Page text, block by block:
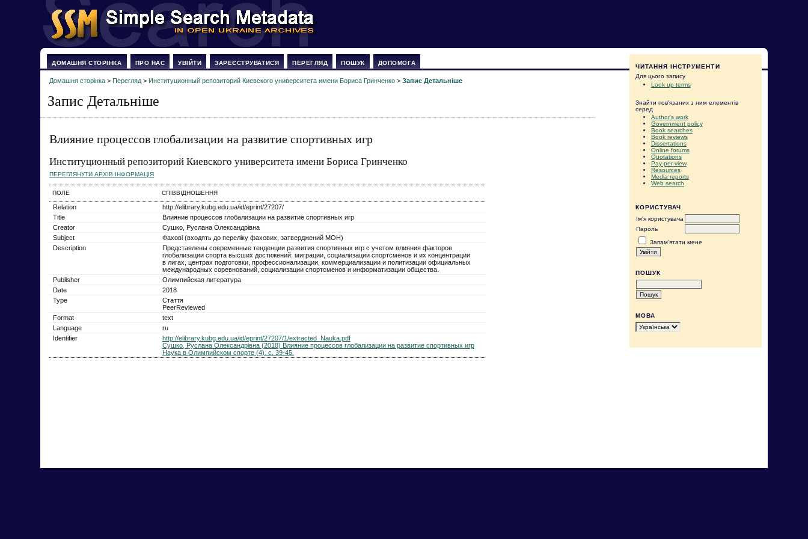
ЧИТАННЯ ІНСТРУМЕНТИ
Для цього запису
Look up terms
Знайти пов'язаних з ним елементів
серед
Author's work
Government policy
Book searches
Book reviews
Dissertations
Online forums
Quotations
Pay-per-view
Resources
Media reports
Web search
КОРИСТУВАЧ
Ім'я користувача
Пароль
Запам'ятати мене
ПОШУК
МОВА
ДОМАШНЯ СТОРІНКА ПРО НАС УВІЙТИ ЗАРЕЄСТРУВАТИСЯ ПЕРЕГЛЯД ПОШУК ДОПОМОГА
Домашня сторінка >Перегляд > Институционный репозиторий Киевского университета имени Бориса Гринченко >Запис Детальніше
Запис Детальніше
Влияние процессов глобализации на развитие спортивных игр
Институционный репозиторий Киевского университета имени Бориса Гринченко
ПЕРЕГЛЯНУТИ АРХІВ ІНФОРМАЦІЯ
ПОЛЕ СПІВВІДНОШЕННЯ
Relation
http://elibrary.kubg.edu.ua/id/eprint/27207/
Title
Влияние процессов глобализации на развитие спортивных игр
Creator
Сушко, Руслана Олександрівна
Subject
Фахові (входять до переліку фахових, затверджений МОН)
Description
Представлены современные тенденции развития спортивных игр с учетом влияния факторов
глобализации спорта высших достижений: миграции, социализации спортсменов и их концентрации
в лигах, центрах подготовки, профессионализации, коммерциализации и политизации официальных
международных соревнований, социализации спортсменов и информатизации общества.
Publisher
Олимпийская литература
Date
2018
Type
Стаття
PeerReviewed
Format
text
Language
ru
Identifier
http://elibrary.kubg.edu.ua/id/eprint/27207/1/extracted_Nauka.pdf
Сушко, Руслана Олександрівна (2018) Влияние процессов глобализации на развитие спортивных игр
Наука в Олимпийском спорте (4). с. 39-45.